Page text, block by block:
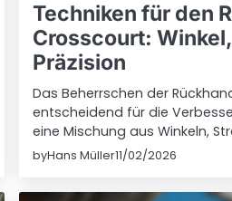
Techniken für den
Crosscourt:
Präzision
Das Beherrschen der
entscheidend für die
eine Mischung aus Winkeln,
byHans Müller11/02/2026